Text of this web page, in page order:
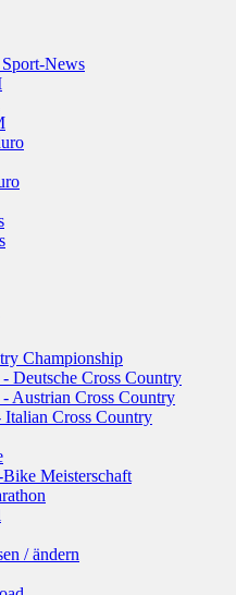
News
Championship
Deutsche Cross Country
Austrian Cross Country
Cross Country
Meisterschaft
/ ändern